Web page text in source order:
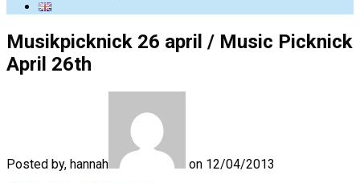
Musikpicknick 26 april / Music Picknick
April 26th
Posted by, hannah
on 12/04/2013